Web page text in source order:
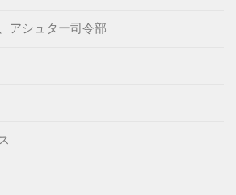
アシュター司令部